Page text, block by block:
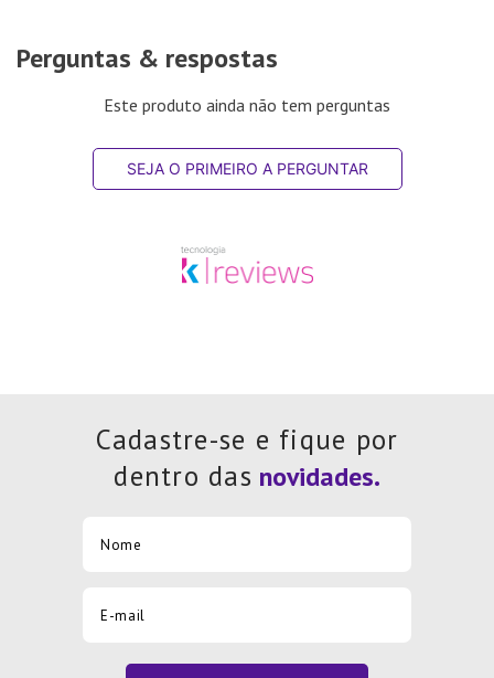
Perguntas & respostas
Este produto ainda não tem perguntas
SEJA O PRIMEIRO A PERGUNTAR
Cadastre-se e fique por
dentro das